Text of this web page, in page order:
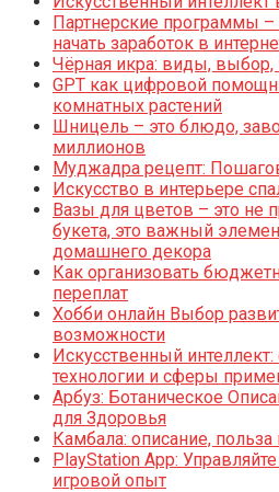
Партнерские программы –
начать заработок в
Чёрная икра: виды, выбор,
GPT как цифровой
комнатных растений
Шницель – это блюдо,
миллионов
Муджадра рецепт:
Искусство в интерьере
Вазы для цветов – это не
букета, это важный
домашнего декора
Как организовать
переплат
Хобби онлайн Выбор
возможности
Искусственный
технологии и сферы
Арбуз: Ботаническое
для Здоровья
Камбала: описание,
PlayStation App:
игровой опыт